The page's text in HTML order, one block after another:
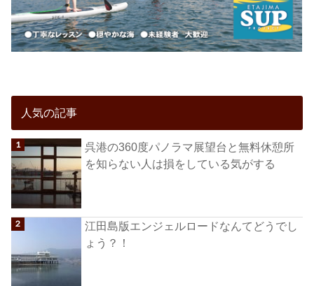
人気の記事
呉港の360度パノラマ展望台と無料休憩所
を知らない人は損をしている気がする
江田島版エンジェルロードなんてどうでし
ょう？！